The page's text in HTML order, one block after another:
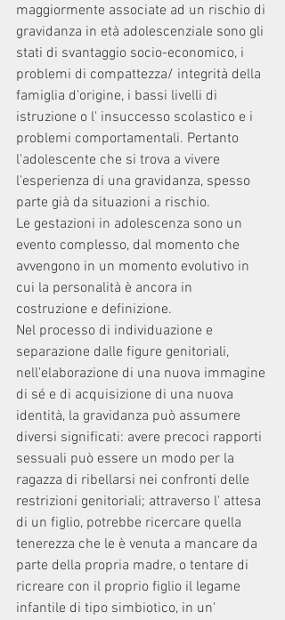
maggiormente associate ad un rischio di
gravidanza in età adolescenziale sono gli
stati di svantaggio socio-economico, i
problemi di compattezza/ integrità della
famiglia d'origine, i bassi livelli di
istruzione o l' insuccesso scolastico e i
problemi comportamentali. Pertanto
l'adolescente che si trova a vivere
l'esperienza di una gravidanza, spesso
parte già da situazioni a rischio.
Le gestazioni in adolescenza sono un
evento complesso, dal momento che
avvengono in un momento evolutivo in
cui la personalità è ancora in
costruzione e definizione.
Nel processo di individuazione e
separazione dalle figure genitoriali,
nell'elaborazione di una nuova immagine
di sé e di acquisizione di una nuova
identità, la gravidanza può assumere
diversi significati: avere precoci rapporti
sessuali può essere un modo per la
ragazza di ribellarsi nei confronti delle
restrizioni genitoriali; attraverso l' attesa
di un figlio, potrebbe ricercare quella
tenerezza che le è venuta a mancare da
parte della propria madre, o tentare di
ricreare con il proprio figlio il legame
infantile di tipo simbiotico, in un'